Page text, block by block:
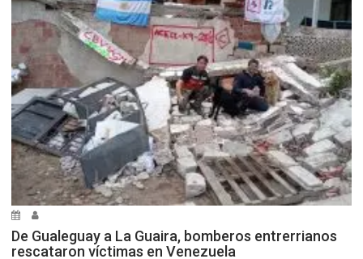
De Gualeguay a La Guaira, bomberos entrerrianos
rescataron víctimas en Venezuela